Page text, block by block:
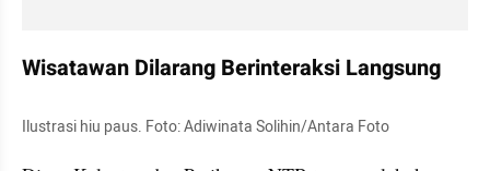
Wisatawan Dilarang Berinteraksi Langsung
Ilustrasi hiu paus. Foto: Adiwinata Solihin/Antara Foto